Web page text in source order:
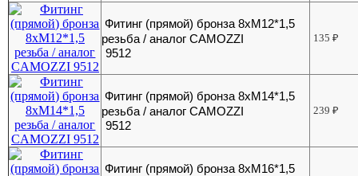
Фитинг (прямой) бронза 8хМ12*1,5
резьба / аналог CAMOZZI
9512
135₽
Фитинг (прямой) бронза 8хМ14*1,5
резьба / аналог CAMOZZI
9512
239₽
Фитинг (прямой) бронза 8хМ16*1,5